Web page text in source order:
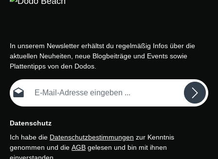
In unserem Newsletter erhältst du regelmäßig Infos über die
aktuellen Neuheiten, neue Blogbeiträge und Events sowie
Plattentipps von den Dodos.
E-Mail-Adresse*
Datenschutz
Ich habe die Datenschutzbestimmungen zur Kenntnis
genommen und die AGB gelesen und bin mit ihnen